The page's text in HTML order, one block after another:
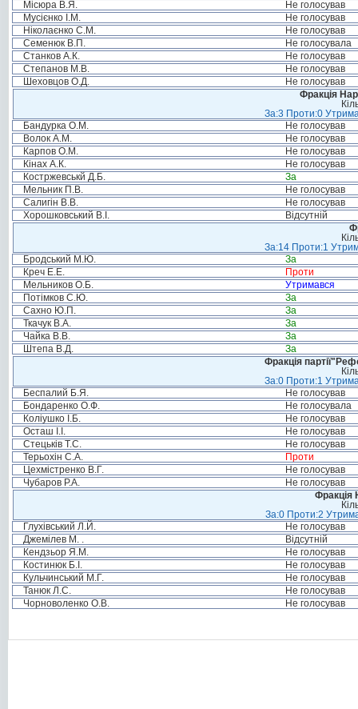
Місюра В.Я.
Не голосував
Мусієнко І.М.
Не голосував
Ніколаєнко С.М.
Не голосував
Семенюк В.П.
Не голосувала
Станков А.К.
Не голосував
Степанов М.В.
Не голосував
Шеховцов О.Д.
Не голосував
Фракція
За:3 Проти:0
Бандурка О.М.
Не голосував
Волок А.М.
Не голосував
Карпов О.М.
Не голосував
Кінах А.К.
Не голосував
Костржевськй Д.Б.
За
Мельник П.В.
Не голосував
Салигін В.В.
Не голосував
Хорошковський В.І.
Відсутній
За:14 Проти:1
Бродський М.Ю.
За
Креч Е.Е.
Проти
Мельников О.Б.
Утримався
Потімков С.Ю.
За
Сахно Ю.П.
За
Ткачук В.А.
За
Чайка В.В.
За
Штепа В.Д.
За
Фракція
За:0 Проти:1
Беспалий Б.Я.
Не голосував
Бондаренко О.Ф.
Не голосувала
Коліушко І.Б.
Не голосував
Осташ І.І.
Не голосував
Стецьків Т.С.
Не голосував
Терьохін С.А.
Проти
Цехмістренко В.Г.
Не голосував
Чубаров Р.А.
Не голосував
Фракція
За:0 Проти:2
Глухівський Л.Й.
Не голосував
Джемілев М. .
Відсутній
Кендзьор Я.М.
Не голосував
Костинюк Б.І.
Не голосував
Кульчинський М.Г.
Не голосував
Танюк Л.С.
Не голосував
Чорноволенко О.В.
Не голосував